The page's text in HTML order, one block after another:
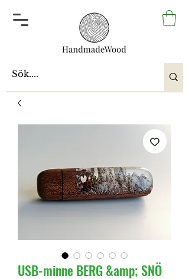
USB-minne BERG &amp; SNÖ